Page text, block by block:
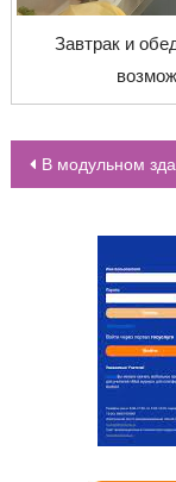
Завтрак и
НАВИГАЦИЯ
В модульном здании нашей школы